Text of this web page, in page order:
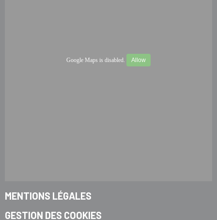
Google Maps is disabled. Allow
MENTIONS LÉGALES
GESTION DES COOKIES